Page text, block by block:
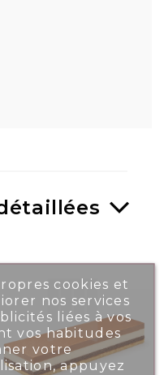
cookies et
nos services
liées à vos
vos habitudes
votre
appuyez